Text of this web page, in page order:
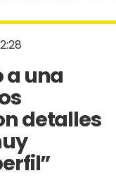
a una
detalles